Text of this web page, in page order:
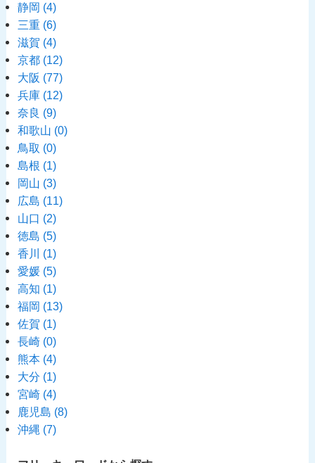
静岡 (4)
三重 (6)
滋賀 (4)
京都 (12)
大阪 (77)
兵庫 (12)
奈良 (9)
和歌山 (0)
鳥取 (0)
島根 (1)
岡山 (3)
広島 (11)
山口 (2)
徳島 (5)
香川 (1)
愛媛 (5)
高知 (1)
福岡 (13)
佐賀 (1)
長崎 (0)
熊本 (4)
大分 (1)
宮崎 (4)
鹿児島 (8)
沖縄 (7)